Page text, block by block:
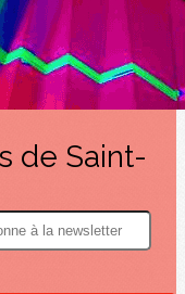
de Saint-